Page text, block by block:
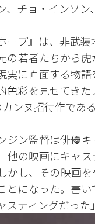
、チョ・インソン
ープ』は、非武
の若者たちから
実に直面する物
色彩を見せてき
ンヌ招待作である
ジン監督は俳優
他の映画にキャ
かし、その映画
とになった。書
スティングだった